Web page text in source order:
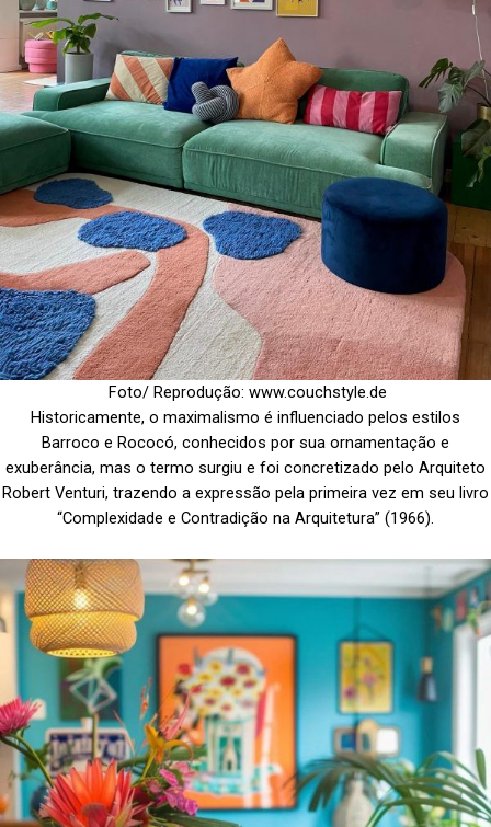
Foto/ Reprodução: www.couchstyle.de
Historicamente, o maximalismo é influenciado pelos estilos
Barroco e Rococó, conhecidos por sua ornamentação e
exuberância, mas o termo surgiu e foi concretizado pelo Arquiteto
Robert Venturi, trazendo a expressão pela primeira vez em seu livro
“Complexidade e Contradição na Arquitetura” (1966).